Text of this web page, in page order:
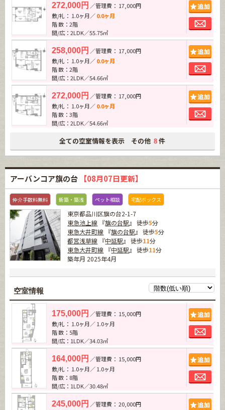
272,000円 ／管理費： 17,000円
敷/礼： 1.0ヶ月／0.0ヶ月
階 数：2階
間/広：2LDK／55.75㎡
258,000円 ／管理費： 17,000円
敷/礼： 1.0ヶ月／0.0ヶ月
階 数：2階
間/広：2LDK／54.66㎡
272,000円 ／管理費： 17,000円
敷/礼： 1.0ヶ月／0.0ヶ月
階 数：3階
間/広：2LDK／54.66㎡
全ての空室情報を表示 その他 8 件
アーバンコア旗の台 【08月07日更新】
仲介手数料無料 新築・築浅 ペット相談 宅配ボックス
東京都品川区旗の台2-1-7
東急池上線 『旗の台駅』 徒歩5分
東急大井町線 『旗の台駅』 徒歩5分
都営浅草線 『中延駅』 徒歩11分
東急大井町線 『中延駅』 徒歩11分
築年月 2025年4月
空室情報
175,000円 ／管理費： 15,000円
敷/礼： 1.0ヶ月／ 1.0ヶ月
階 数：5階
間/広：1LDK／34.03㎡
164,000円 ／管理費： 15,000円
敷/礼： 1.0ヶ月／ 1.0ヶ月
階 数：8階
間/広：1LDK／30.48㎡
245,000円 ／管理費： 20,000円